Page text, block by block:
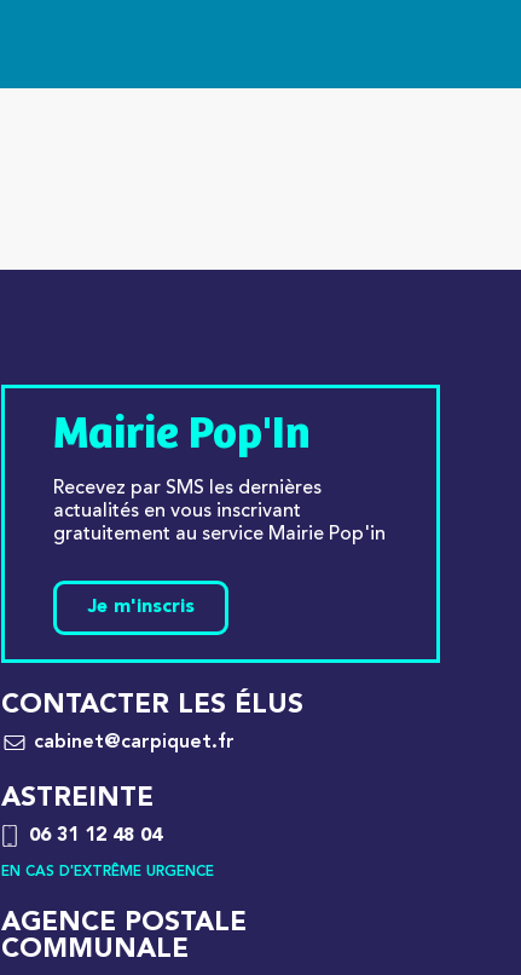
Mairie Pop'In
Recevez par SMS les dernières
actualités en vous inscrivant
gratuitement au service Mairie Pop'in
Je m'inscris
CONTACTER LES ÉLUS
cabinet@carpiquet.fr
ASTREINTE
06 31 12 48 04
EN CAS D'EXTRÊME URGENCE
AGENCE POSTALE
COMMUNALE